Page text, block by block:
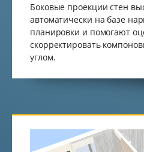
Боковые проекции стен
автоматически на базе
планировки и помогают
скорректировать
углом.